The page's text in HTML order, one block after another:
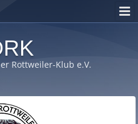
Rottweiler-Klub e.V.